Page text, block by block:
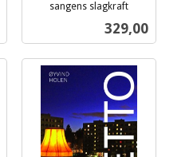
sangens slagkraft
Pris
329,00